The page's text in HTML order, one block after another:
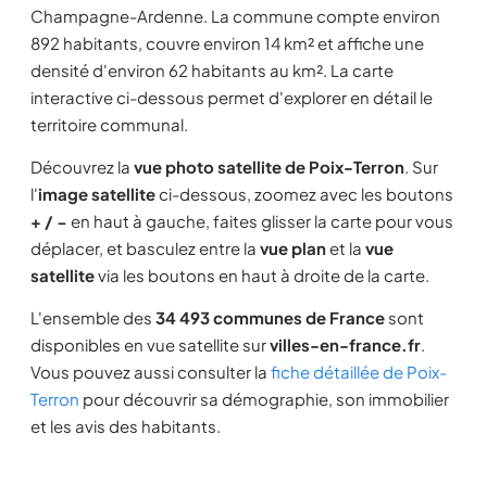
Champagne-Ardenne. La commune compte environ
892 habitants, couvre environ 14 km² et affiche une
densité d'environ 62 habitants au km². La carte
interactive ci-dessous permet d'explorer en détail le
territoire communal.
Découvrez la vue photo satellite de Poix-Terron. Sur
l'image satelliteci-dessous, zoomez avec les boutons
+ / − en haut à gauche, faites glisser la carte pour vous
déplacer, et basculez entre la vue planet la vue
satellitevia les boutons en haut à droite de la carte.
L'ensemble des 34 493 communes de France sont
disponibles en vue satellite survilles-en-france.fr.
Vous pouvez aussi consulter la fiche détaillée de Poix-
Terron pour découvrir sa démographie, son immobilier
et les avis des habitants.